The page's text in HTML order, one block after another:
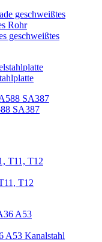
geschweißtes
SA387
T12
A53 Kanalstahl